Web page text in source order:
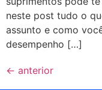
neste post tudo o
assunto e como
desempenho […]
← anterior